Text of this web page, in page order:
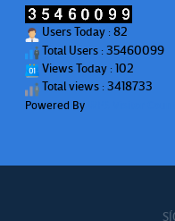
Users Today : 82
Total Users : 35460099
Views Today : 102
Total views : 3418733
Powered By